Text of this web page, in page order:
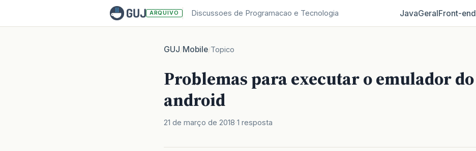
ARQUIVO Discussoes de Programacao e Tecnologia JavaGeralFront‑end
GUJ/Mobile/Topico
Problemas para executar o emulador do
android
21 de março de 2018 1 resposta